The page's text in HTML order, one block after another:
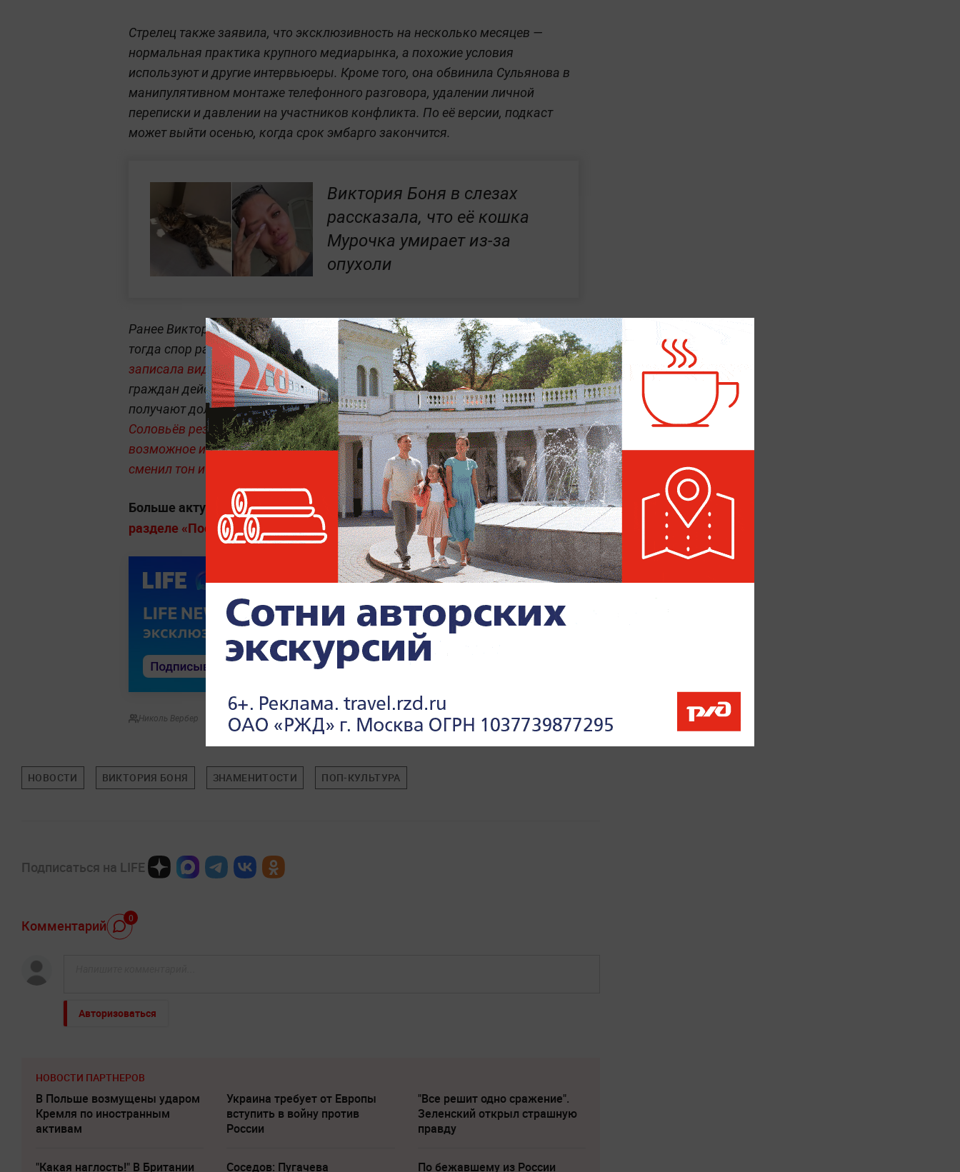
Стрелец также заявила, что эксклюзивность на несколько месяцев —
нормальная практика крупного медиарынка, а похожие условия
используют и другие интервьюеры. Кроме того, она обвинила Сульянова в
манипулятивном монтаже телефонного разговора, удалении личной
переписки и давлении на участников конфликта. По её версии, подкаст
может выйти осенью, когда срок эмбарго закончится.
Виктория Боня в слезах
рассказала, что её кошка
Мурочка умирает из-за
опухоли
Ранее Виктория Боня уже оказывалась в центре громкого конфликта —
тогда спор разгорелся с телеведущим Владимиром Соловьёвым.Блогерша
записала видеообращение к президенту,где заявила о недовольстве части
граждан действиями властей и подняла темы, которые, по её мнению, не
получают должного внимания на региональном уровне. После этого
Соловьёв резко раскритиковал Боню и предложил проверить её на
возможное иностранное финансирование.Однако позже телеведущий
сменил тон и публично извинился перед ней.
Больше актуальных событий в режиме реального времени —читайте в
разделе «Последние новости» на Life.ru.
Николь Вербер
НОВОСТИ ВИКТОРИЯ БОНЯ ЗНАМЕНИТОСТИ ПОП-КУЛЬТУРА
Подписаться на LIFE
Комментарий 0
Авторизоваться
НОВОСТИ ПАРТНЕРОВ
В Польше возмущены ударом
Кремля по иностранным
активам
Украина требует от Европы
вступить в войну против
России
"Все решит одно сражение".
Зеленский открыл страшную
правду
"Какая наглость!" В Британии Соседов: Пугачева По бежавшему из России